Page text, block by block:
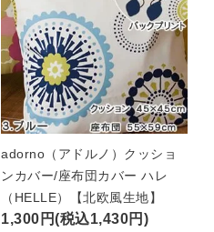
adorno（アドルノ）クッショ
ンカバー/座布団カバー ハレ
（HELLE）【北欧風生地】
1,300円(税込1,430円)